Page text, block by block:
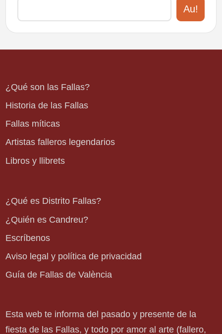
Au!
¿Qué son las Fallas?
Historia de las Fallas
Fallas míticas
Artistas falleros legendarios
Libros y llibrets
¿Qué es Distrito Fallas?
¿Quién es Candreu?
Escríbenos
Aviso legal y política de privacidad
Guía de Fallas de València
Esta web te informa del pasado y presente de la
fiesta de las Fallas, y todo por amor al arte (fallero,